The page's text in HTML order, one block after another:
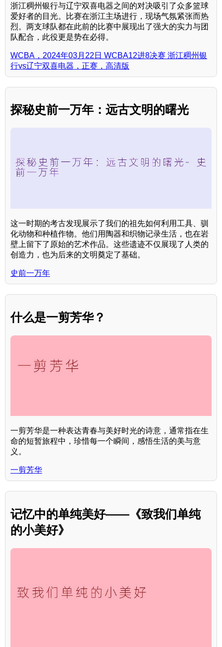
浙江稠州银行与辽宁双喜电器之间的对决吸引了众多篮球
爱好者的目光。比赛在浙江主场进行，现场气氛紧张而热
烈。两支球队都在此前的比赛中展现出了强大的实力与团
队配合，此役更是势在必得。
WCBA，2024年03月22日 WCBA12进8决赛 浙江稠州银
行vs辽宁双喜电器，正赛，高清版
探秘史前一万年：远古文明的曙光
这一时期的考古发现展示了我们的祖先如何利用工具、驯
化动物和种植作物。他们用陶器和织物记录生活，也在岩
壁上留下了原始的艺术作品。这些遗迹不仅展现了人类的
创造力，也为后来的文明奠定了基础。
史前一万年
什么是一剪芳华？
一剪芳华是一种表达青春与美好时光的诗意，通常指在生
命的短暂旅程中，珍惜每一个瞬间，感悟生活的美与意
义。
一剪芳华
记忆中的单纯美好——《致我们单纯
的小美好》